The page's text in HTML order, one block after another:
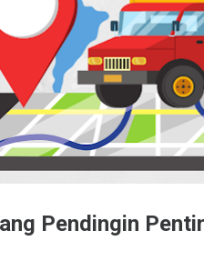
Pendingin